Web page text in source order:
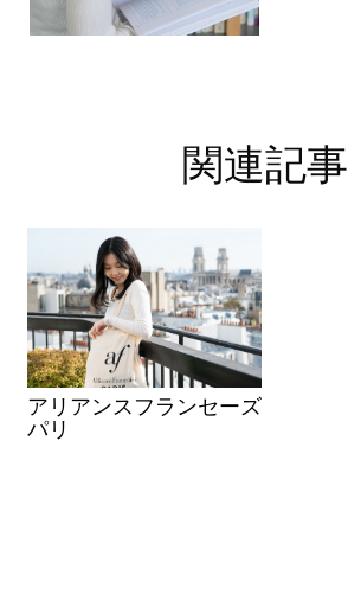
関連記事
アリアンスフランセーズ
パリ